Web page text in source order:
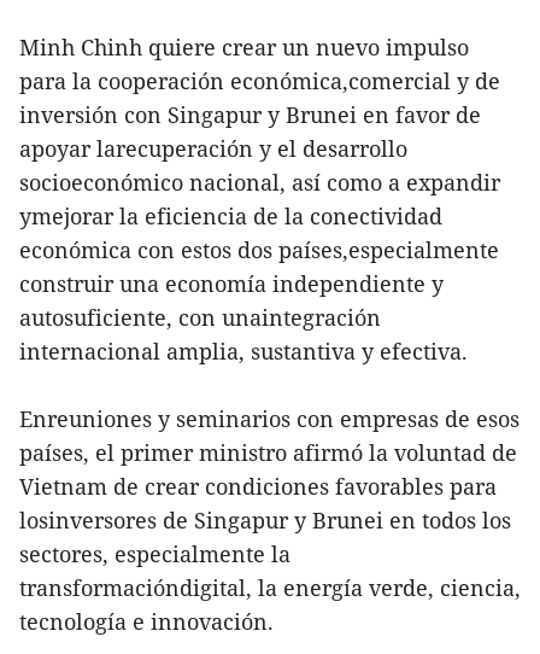
Minh Chinh quiere crear un nuevo impulso
para la cooperación económica,comercial y de
inversión con Singapur y Brunei en favor de
apoyar larecuperación y el desarrollo
socioeconómico nacional, así como a expandir
ymejorar la eficiencia de la conectividad
económica con estos dos países,especialmente
construir una economía independiente y
autosuficiente, con unaintegración
internacional amplia, sustantiva y efectiva.
Enreuniones y seminarios con empresas de esos
países, el primer ministro afirmó la voluntad de
Vietnam de crear condiciones favorables para
losinversores de Singapur y Brunei en todos los
sectores, especialmente la
transformacióndigital, la energía verde, ciencia,
tecnología e innovación.